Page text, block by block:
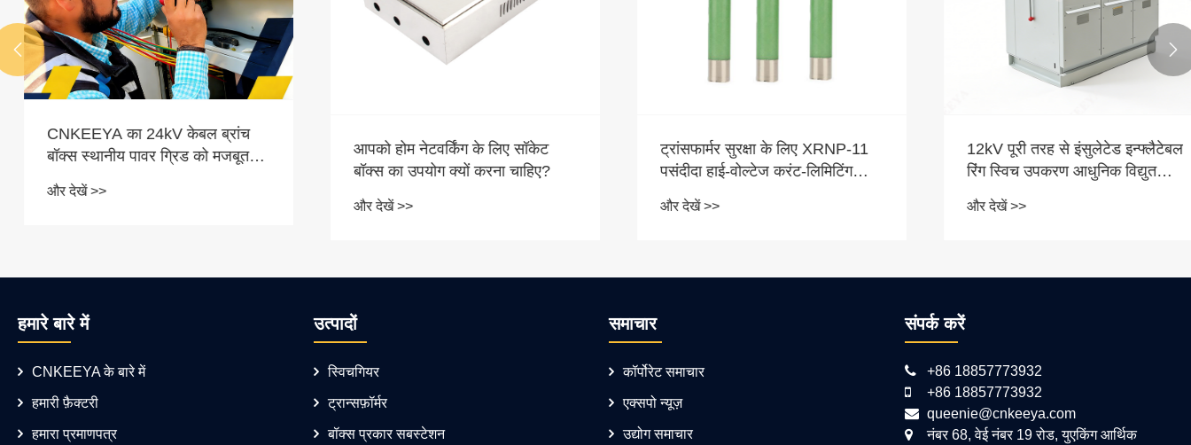
CNKEEYA का 24kV केबल ब्रांच
बॉक्स स्थानीय पावर ग्रिड को मजबूत
करते हुए मैक्सिको में लॉन्च हुआ
और देखें >>
आपको होम नेटवर्किंग के लिए सॉकेट
बॉक्स का उपयोग क्यों करना चाहिए?
और देखें >>
ट्रांसफार्मर सुरक्षा के लिए XRNP-11
पसंदीदा हाई-वोल्टेज करंट-लिमिटिंग
फ्यूज क्यों है?
और देखें >>
12kV पूरी तरह से इंसुलेटेड इन्फ्लैटेबल
रिंग स्विच उपकरण आधुनिक विद्युत
वितरण नेटवर्क के लिए पसंदीदा विकल्प
क्यों बन रहा है?
और देखें >>
 
हमारे बारे में
CNKEEYA के बारे में
हमारी फ़ैक्टरी
हमारा प्रमाणपत्र
उत्पादों
स्विचगियर
ट्रान्सफ़ॉर्मर
बॉक्स प्रकार सबस्टेशन
समाचार
कॉर्पोरेट समाचार
एक्सपो न्यूज़
उद्योग समाचार
संपर्क करें
+86 18857773932
+86 18857773932
queenie@cnkeeya.com
नंबर 68, वेई नंबर 19 रोड, युएकिंग आर्थिक